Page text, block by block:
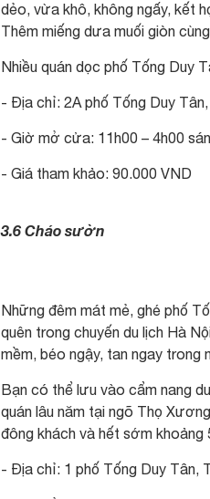
dẻo, vừa khô, không ngấy, kết
Thêm miếng dưa muối giòn
Nhiều quán dọc phố Tống Duy
- Địa chỉ: 2A phố Tống Duy
- Giờ mở cửa: 11h00 – 4h00
- Giá tham khảo: 90.000 VND
3.6 Cháo sườn
Những đêm mát mẻ, ghé phố
quên trong chuyến du lịch Hà
mềm, béo ngậy, tan ngay trong
Bạn có thể lưu vào cẩm nang
quán lâu năm tại ngõ Thọ
đông khách và hết sớm khoảng
- Địa chỉ: 1 phố Tống Duy Tân,